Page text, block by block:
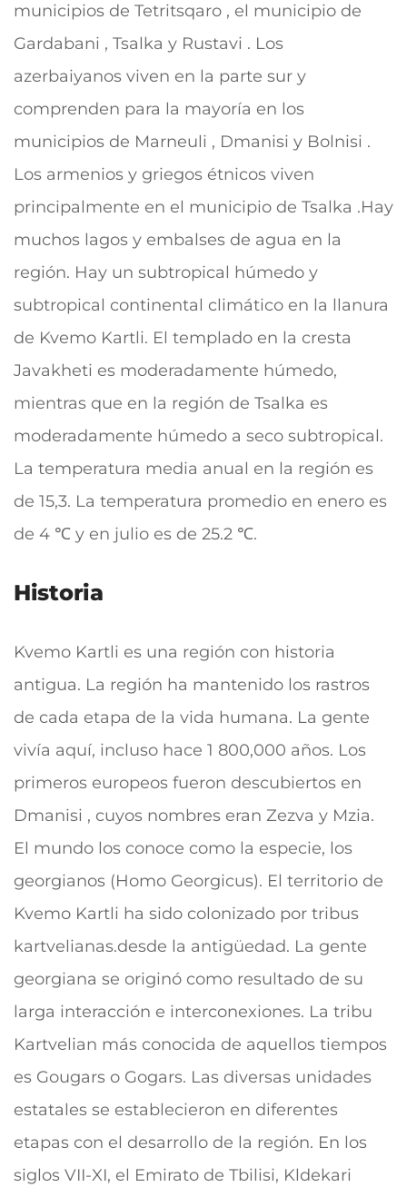
municipios de Tetritsqaro , el municipio de
Gardabani , Tsalka y Rustavi . Los
azerbaiyanos viven en la parte sur y
comprenden para la mayoría en los
municipios de Marneuli , Dmanisi y Bolnisi .
Los armenios y griegos étnicos viven
principalmente en el municipio de Tsalka .Hay
muchos lagos y embalses de agua en la
región. Hay un subtropical húmedo y
subtropical continental climático en la llanura
de Kvemo Kartli. El templado en la cresta
Javakheti es moderadamente húmedo,
mientras que en la región de Tsalka es
moderadamente húmedo a seco subtropical.
La temperatura media anual en la región es
de 15,3. La temperatura promedio en enero es
de 4 ℃ y en julio es de 25.2 ℃.
Historia
Kvemo Kartli es una región con historia
antigua. La región ha mantenido los rastros
de cada etapa de la vida humana. La gente
vivía aquí, incluso hace 1 800,000 años. Los
primeros europeos fueron descubiertos en
Dmanisi , cuyos nombres eran Zezva y Mzia.
El mundo los conoce como la especie, los
georgianos (Homo Georgicus). El territorio de
Kvemo Kartli ha sido colonizado por tribus
kartvelianas.desde la antigüedad. La gente
georgiana se originó como resultado de su
larga interacción e interconexiones. La tribu
Kartvelian más conocida de aquellos tiempos
es Gougars o Gogars. Las diversas unidades
estatales se establecieron en diferentes
etapas con el desarrollo de la región. En los
siglos VII-XI, el Emirato de Tbilisi, Kldekari